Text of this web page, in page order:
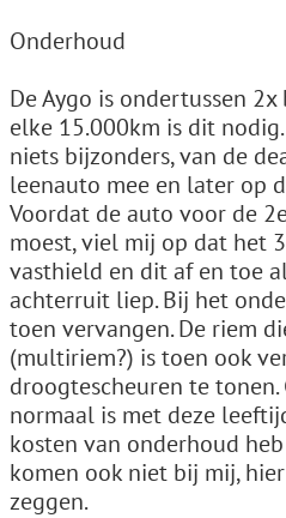
Onderhoud
De Aygo is ondertussen
elke 15.000km is dit
niets bijzonders, van de
leenauto mee en later op
Voordat de auto voor de
moest, viel mij op dat het
vasthield en dit af en toe
achterruit liep. Bij het
toen vervangen. De riem
(multiriem?) is toen ook
droogtescheuren te tonen.
normaal is met deze
kosten van onderhoud
komen ook niet bij mij,
zeggen.